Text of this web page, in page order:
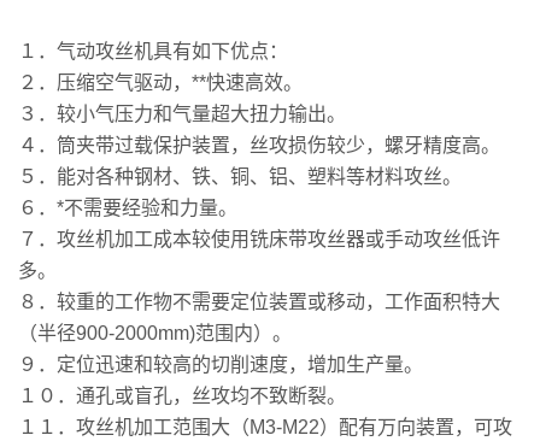
１．气动攻丝机具有如下优点：
２．压缩空气驱动，**快速高效。
３．较小气压力和气量超大扭力输出。
４．筒夹带过载保护装置，丝攻损伤较少，螺牙精度高。
５．能对各种钢材、铁、铜、铝、塑料等材料攻丝。
６．*不需要经验和力量。
７． 攻丝机加工成本较使用铣床带攻丝器或手动攻丝低许
多。
８．较重的工作物不需要定位装置或移动，工作面积特大
（半径900-2000mm)范围内）。
９．定位迅速和较高的切削速度，增加生产量。
１０．通孔或盲孔，丝攻均不致断裂。
１１． 攻丝机加工范围大（M3-M22）配有万向装置，可攻